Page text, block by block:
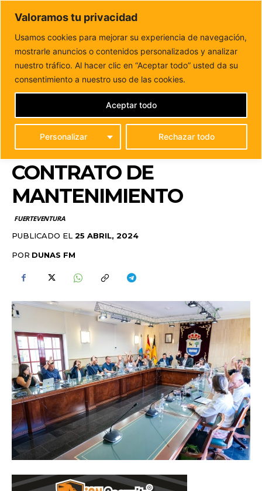
Valoramos tu privacidad
Usamos cookies para mejorar su experiencia de navegación,
mostrarle anuncios o contenidos personalizados y analizar
nuestro tráfico. Al hacer clic en “Aceptar todo” usted da su
consentimiento a nuestro uso de las cookies.
Personalizar Rechazar todo
Aceptar todo
DUNAS FM
Tu informacion de forma cercana
Inicio FUERTEVENTURA
La Oliva asegura el cuidado de
sus zonas verdes con un nuevo...
LA OLIVA ASEGURA EL
CUIDADO DE SUS ZONAS
VERDES CON UN NUEVO
Y TRANSFORMADOR
CONTRATO DE
MANTENIMIENTO
FUERTEVENTURA
PUBLICADO EL 25 ABRIL, 2024
POR DUNAS FM